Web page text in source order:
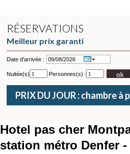
RÉSERVATIONS
Meilleur prix garanti
Date d'arrivée :
Nuitée(s) Personnes(s) : ok
PRIX DU JOUR : chambre à
Hotel pas cher
station métro Denfer -